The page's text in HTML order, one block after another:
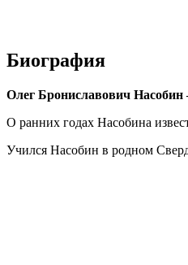
Биография
Олег Брониславович Насобин
О ранних годах Насобина
Учился Насобин в родном